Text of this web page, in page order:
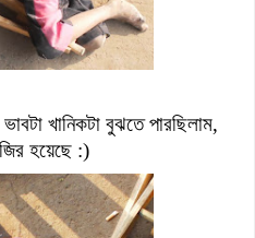
খানিকটা বুঝতে পারছিলাম,
হয়েছে :)